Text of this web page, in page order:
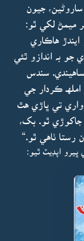
جيون
ميمڻ لکي ٿو:
هاڪاري
بہ اندازو ٿئي
سندس
ڪردار جي
تي ڀاڙي هٿ
جاکوڙي ٿو. بک،
رستا ٺاهي ٿو.“
ڀيرو اپڊيٽ ٿيو: